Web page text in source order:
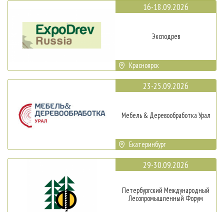
16-18.09.2026
Эксподрев
Красноярск
23-25.09.2026
Мебель & Деревообработка Урал
Екатеринбург
29-30.09.2026
Петербургский Международный
Лесопромышленный Форум